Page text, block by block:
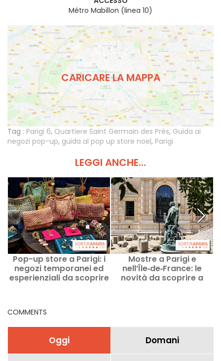
Métro Mabillon (linea 10)
CARICARE LA MAPPA
Tag : Parigi 6, Quartiere Saint Germain des Prés, Guida ai
negozi pop-up, guida al pop up store noel, Parigi
LEGGI ANCHE...
Pop-up store a Parigi: i
negozi temporanei ed
esperienziali da scoprire
Mostre a Parigi e
nell’Île‑de‑France: le
novità da scoprire a
COMMENTS
Oggi Domani